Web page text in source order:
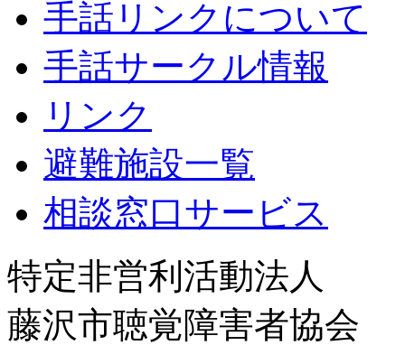
手話リンクについて
手話サークル情報
リンク
避難施設一覧
相談窓口サービス
特定非営利活動法人
藤沢市聴覚障害者協会